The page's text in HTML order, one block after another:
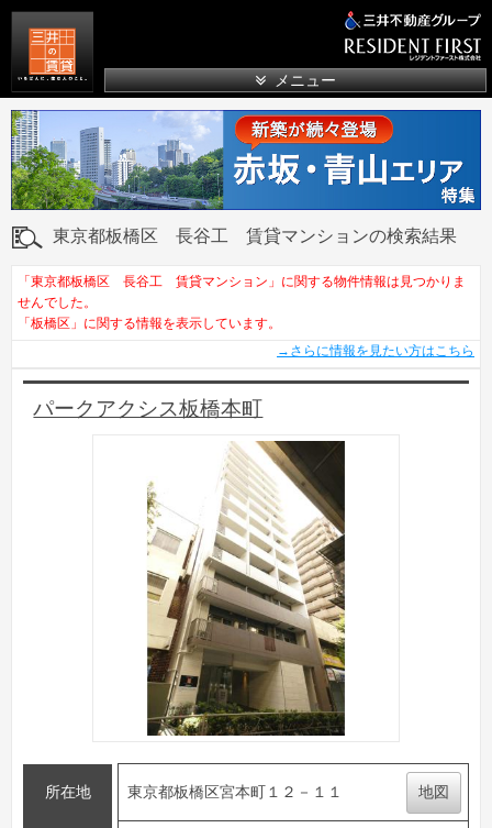
メニュー
東京都板橋区 長谷工 賃貸マンションの検索結果
「東京都板橋区 長谷工 賃貸マンション」に関する物件情報は見つかりま
せんでした。
「板橋区」に関する情報を表示しています。
→さらに情報を見たい方はこちら
パークアクシス板橋本町
所在地 東京都板橋区宮本町１２－１１ 地図